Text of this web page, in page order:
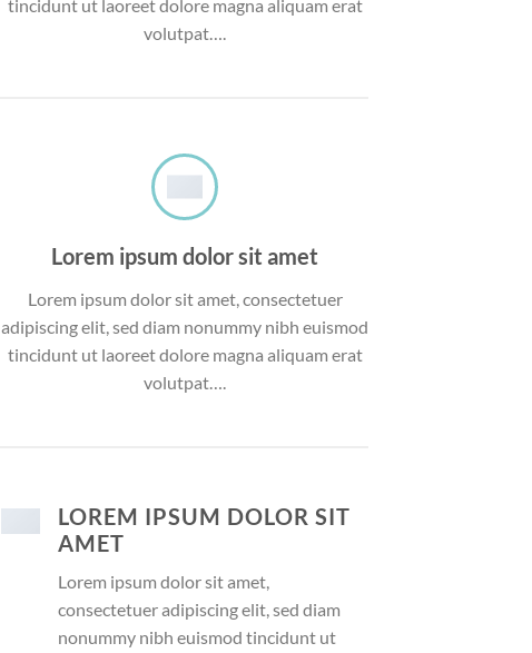
tincidunt ut laoreet dolore magna aliquam erat
volutpat….
Lorem ipsum dolor sit amet
Lorem ipsum dolor sit amet, consectetuer
adipiscing elit, sed diam nonummy nibh euismod
tincidunt ut laoreet dolore magna aliquam erat
volutpat….
LOREM IPSUM DOLOR SIT
AMET
Lorem ipsum dolor sit amet,
consectetuer adipiscing elit, sed diam
nonummy nibh euismod tincidunt ut